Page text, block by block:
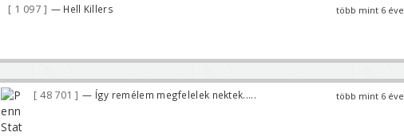
több mint 6 éve
1 097 — Hell Killers
több mint 6 éve
48 701 — Így remélem megfelelek nektek.....